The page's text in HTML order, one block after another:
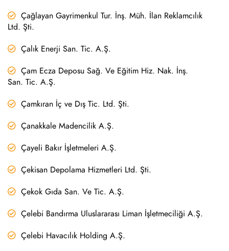
Çağlayan Gayrimenkul Tur. İnş. Müh. İlan Reklamcılık
Ltd. Şti.
Çalık Enerji San. Tic. A.Ş.
Çam Ecza Deposu Sağ. Ve Eğitim Hiz. Nak. İnş.
San. Tic. A.Ş.
Çamkıran İç ve Dış Tic. Ltd. Şti.
Çanakkale Madencilik A.Ş.
Çayeli Bakır İşletmeleri A.Ş.
Çekisan Depolama Hizmetleri Ltd. Şti.
Çekok Gıda San. Ve Tic. A.Ş.
Çelebi Bandırma Uluslararası Liman İşletmeciliği A.Ş.
Çelebi Havacılık Holding A.Ş.